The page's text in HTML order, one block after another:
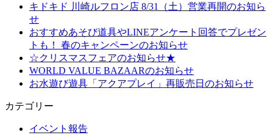
キドキド 川崎ルフロン店 8/31（土）営業再開のお知ら
せ
おすすめあそび道具やLINEアンケート回答でプレゼン
トも！ 春のキャンペーンのお知らせ
☆クリスマスフェアのお知らせ★
WORLD VALUE BAZAARのお知らせ
お水遊び遊具「アクアプレイ」再販売日のお知らせ
カテゴリー
イベント報告